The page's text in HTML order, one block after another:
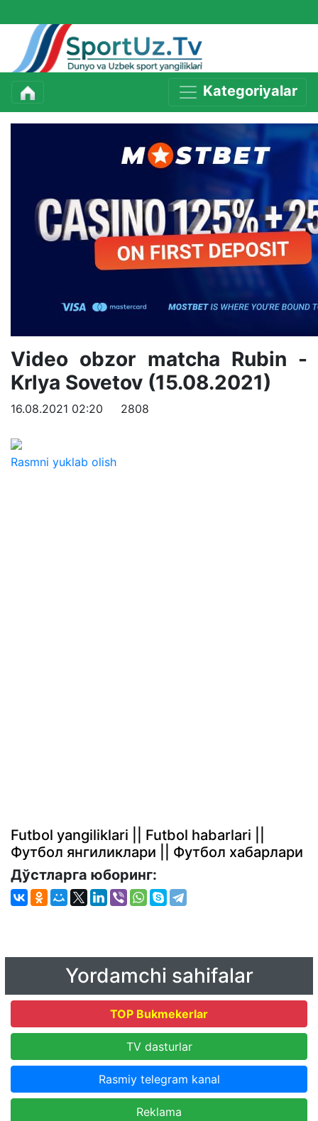
Kategoriyalar
Video obzor matcha Rubin -
Krlya Sovetov (15.08.2021)
16.08.2021 02:20 2808
Rasmni yuklab olish
Futbol yangiliklari || Futbol habarlari ||
Футбол янгиликлари || Футбол хабарлари
Дўстларга юборинг:
Yordamchi sahifalar
TOP Bukmekerlar
TV dasturlar
Rasmiy telegram kanal
Reklama